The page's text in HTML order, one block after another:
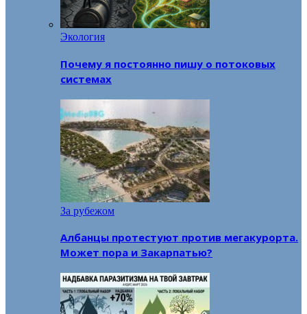
Экология
Почему я постоянно пишу о потоковых
системах
За рубежом
Албанцы протестуют против мегакурорта.
Может пора и Закарпатью?